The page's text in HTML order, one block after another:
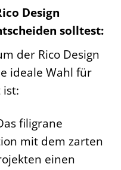
Design
solltest:
der Rico Design
ideale Wahl für
ist:
filigrane
mit dem zarten
einen